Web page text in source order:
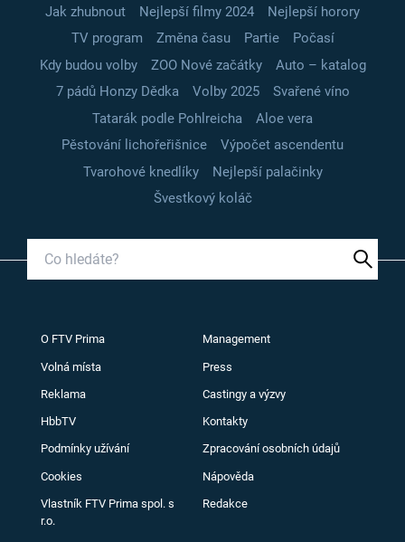
Jak zhubnout Nejlepší filmy 2024
Nejlepší horory
TV program
Změna času Partie
Počasí
Kdy budou volby
ZOO Nové začátky
Auto – katalog
7 pádů Honzy Dědka
Volby 2025
Svařené víno
Tatarák podle Pohlreicha
Aloe vera
Pěstování lichořeřišnice
Výpočet ascendentu
Tvarohové knedlíky
Nejlepší palačinky
Švestkový koláč
O FTV Prima Management
Volná místa Press
Reklama Castingy a výzvy
HbbTV Kontakty
Podmínky užívání Zpracování osobních údajů
Cookies Nápověda
Vlastník FTV Prima spol. s
r.o.
Redakce